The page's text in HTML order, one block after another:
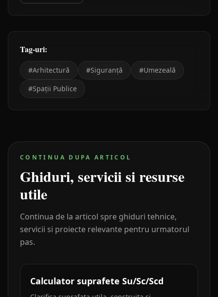
Tag-uri:
#Arhitectură #Siguranță #Umezeală
#Spații Publice
CONTINUA DUPA ARTICOL
Ghiduri, servicii si resurse
utile
Continua de la articol spre ghiduri tehnice,
servicii si proiecte relevante pentru urmatorul
pas.
Calculator suprafete Su/Sc/Scd